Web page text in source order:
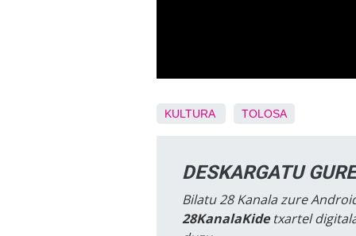
KULTURA TOLOSA
DESKARGATU
Bilatu 28 Kanala zure
28KanalaKidetxartel